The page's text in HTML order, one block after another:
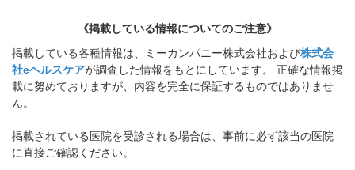
《掲載している情報についてのご注意》
掲載している各種情報は、ミーカンパニー株式会社および株式会
社eヘルスケアが調査した情報をもとにしています。 正確な情報掲
載に努めておりますが、内容を完全に保証するものではありませ
ん。
掲載されている医院を受診される場合は、事前に必ず該当の医院
に直接ご確認ください。